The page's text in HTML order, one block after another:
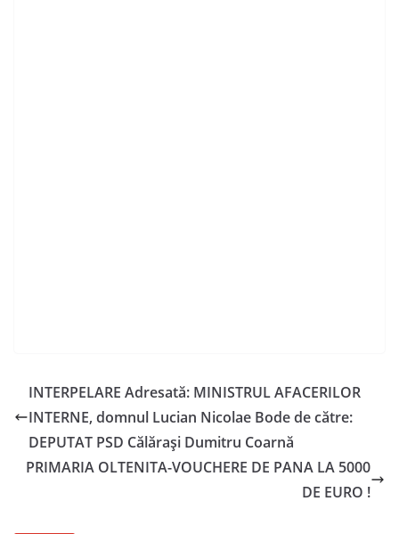
INTERPELARE Adresată: MINISTRUL AFACERILOR
INTERNE, domnul Lucian Nicolae Bode de către:
DEPUTAT PSD Călărași Dumitru Coarnă
PRIMARIA OLTENITA-VOUCHERE DE PANA LA 5000
DE EURO !